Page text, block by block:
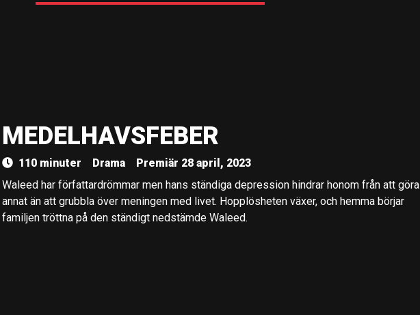
MEDELHAVSFEBER
110 minuter Drama
Premiär 28 april, 2023
Waleed har författardrömmar men hans ständiga depression hindrar honom från att göra
annat än att grubbla över meningen med livet. Hopplösheten växer, och hemma börjar
familjen tröttna på den ständigt nedstämde Waleed.